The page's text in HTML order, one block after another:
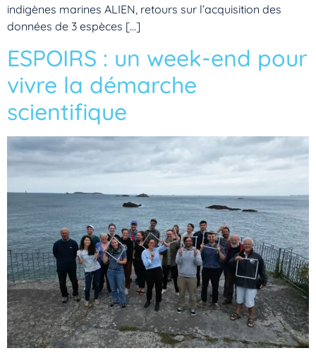
indigènes marines ALIEN, retours sur l’acquisition des
données de 3 espèces […]
ESPOIRS : un week-end pour
vivre la démarche
scientifique